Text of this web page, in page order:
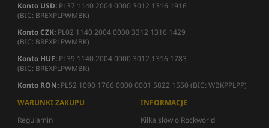
Konto USD: PL37 1140 2004 0000 3012 1316 1916
(BIC: BREXPLPWMBK)
Konto CZK: PL02 1140 2004 0000 3312 1316 1429
(BIC: BREXPLPWMBK)
Konto HUF: PL39 1140 2004 0000 3012 1316 1783
(BIC: BREXPLPWMBK)
Konto RON: PL52 1090 1766 0000 0001 5822 1550 (BIC: WBKPPLPP)
WARUNKI ZAKUPU
Regulamin
INFORMACJE
Kilka słów o Rockworld